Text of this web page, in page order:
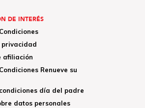
DE INTERÉS
privacidad
afiliación
Renueve su
día del padre
datos personales